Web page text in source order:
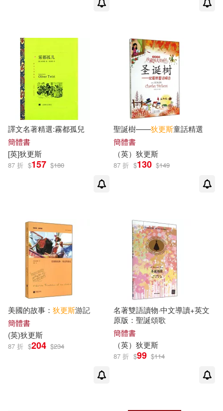
小天下(1)
希望出版社(1)
廣東新世紀出版社(1)
得利影視(1)
文匯出版社(1) 方向出版社(1)
旅遊教育出版社(1)
明天出版社(1) 朝華出版社(1)
東方出版社(1) 格林文化(1)
譯文名著精選:霧都孤兒
簡體書
[英]狄更斯
87 折 $157 $180
聖誕樹——狄更斯童話精選
簡體書
（英） 狄更斯
87 折 $130 $149
美國的故事： 狄更斯游記
簡體書
(英)狄更斯
87 折 $204 $234
名著雙語讀物·中文導讀+英文
原版：聖誕頌歌
簡體書
（英） 狄更斯
87 折 $99 $114